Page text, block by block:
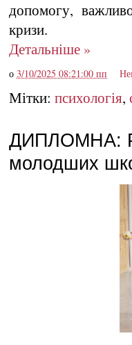
допомогу,
кризи.
Детальніше »
о 3/10/2025 08:21:00 пп
Мітки: психологія,
ДИПЛОМНА:
молодших